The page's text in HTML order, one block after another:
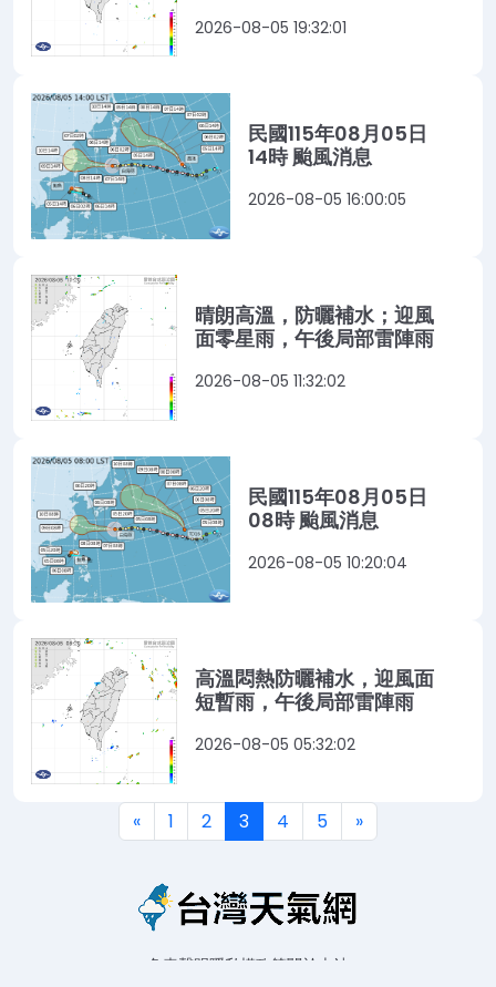
2026-08-05 19:32:01
民國115年08月05日
14時 颱風消息
2026-08-05 16:00:05
晴朗高溫，防曬補水；迎風
面零星雨，午後局部雷陣雨
2026-08-05 11:32:02
民國115年08月05日
08時 颱風消息
2026-08-05 10:20:04
高溫悶熱防曬補水，迎風面
短暫雨，午後局部雷陣雨
2026-08-05 05:32:02
« 1 2 3 4 5 »
免責聲明隱私權政策關於本站